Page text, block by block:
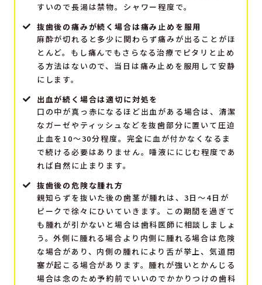
すいので長湯は禁物。シャワー程度で。
抜歯後の痛みが続く場合は痛み止めを服用
麻酔が切れると多少に関わらず痛みが出ることがほ
とんど。もし痛んでもさらなる治療でピタリと止め
る方法はないので、当日は痛み止めを服用して安静
にします。
出血が続く場合は適切に対処を
口の中が真っ赤になるほど出血がある場合は、清潔
なガーゼやティッシュなどを抜歯部分に置いて圧迫
止血を10～30分程度。完全に血が付かなくなるま
で続ける必要はありません。唾液ににじむ程度であ
れば自然に止まります。
抜歯後の危険な腫れ方
親知らずを抜いた後の歯茎が腫れは、3日～4日が
ピークで徐々にひいていきます。この期間を過ぎて
も腫れが引かないと場合は歯科医師に相談しましょ
う。外側に腫れる場合より内側に腫れる場合は危険
な場合があり、内側の腫れにより舌が挙上、気道閉
塞が起こる場合があります。腫れが強いとかんじる
場合は念のため予約前でいいのでかかりつけの歯科